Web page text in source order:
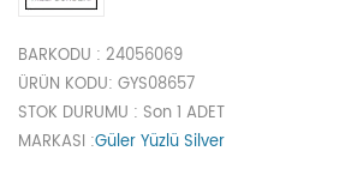
BARKODU : 24056069
ÜRÜN KODU: GYS08657
STOK DURUMU : Son 1 ADET
MARKASI :Güler Yüzlü Silver